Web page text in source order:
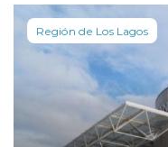
Región de Los Lagos